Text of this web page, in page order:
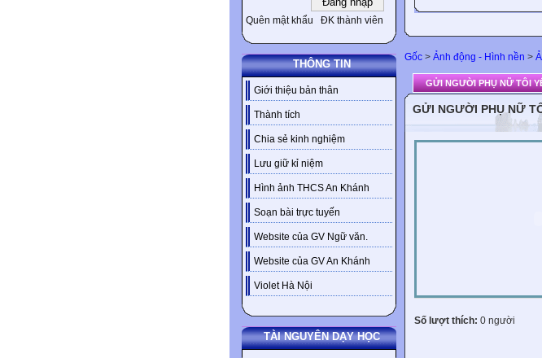
Quên mật khẩu ĐK thành viên
THÔNG TIN
Giới thiệu bản thân
Thành tích
Chia sẻ kinh nghiệm
Lưu giữ kỉ niệm
Hình ảnh THCS An Khánh
Soạn bài trực tuyến
Website của GV Ngữ văn.
Website của GV An Khánh
Violet Hà Nội
TÀI NGUYÊN DẠY HỌC
Gốc > Ảnh động - Hình nền >
GỬI NGƯỜI PHỤ NỮ TÔI
GỬI NGƯỜI PHỤ NỮ
Số lượt thích: 0 người